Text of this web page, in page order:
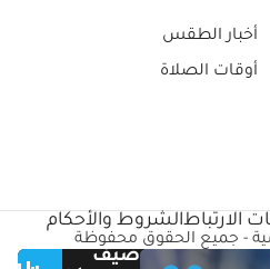
أخبار الطقس
أوقات الصلاة
الارتباطالشروط والأحكام
صيف